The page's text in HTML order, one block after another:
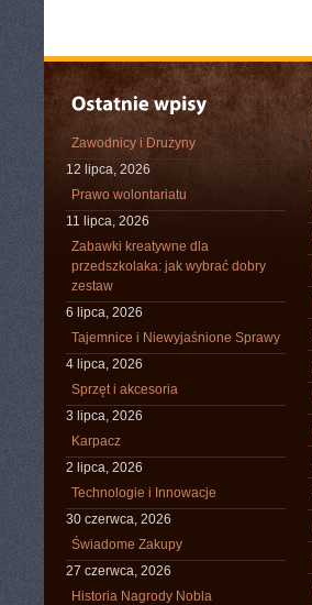
Zawodnicy i Drużyny
12 lipca, 2026
Prawo wolontariatu
11 lipca, 2026
Zabawki kreatywne dla
przedszkolaka: jak wybrać dobry
zestaw
6 lipca, 2026
Tajemnice i Niewyjaśnione Sprawy
4 lipca, 2026
Sprzęt i akcesoria
3 lipca, 2026
Karpacz
2 lipca, 2026
Technologie i Innowacje
30 czerwca, 2026
Świadome Zakupy
27 czerwca, 2026
Historia Nagrody Nobla